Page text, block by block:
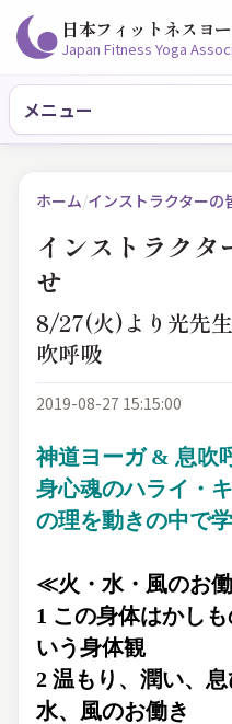
日本フィットネスヨ
Japan Fitness Yoga
メニュー
ホーム/インストラクターの
インストラクタ
せ
8/27(火)より光先
吹呼吸
2019-08-27 15:15:00
神道ヨーガ & 息吹
身心魂のハライ・
の理を動きの中で学
≪火・水・風のお
1 この身体はかし
いう身体観
2 温もり、潤い、息
水、風のお働き